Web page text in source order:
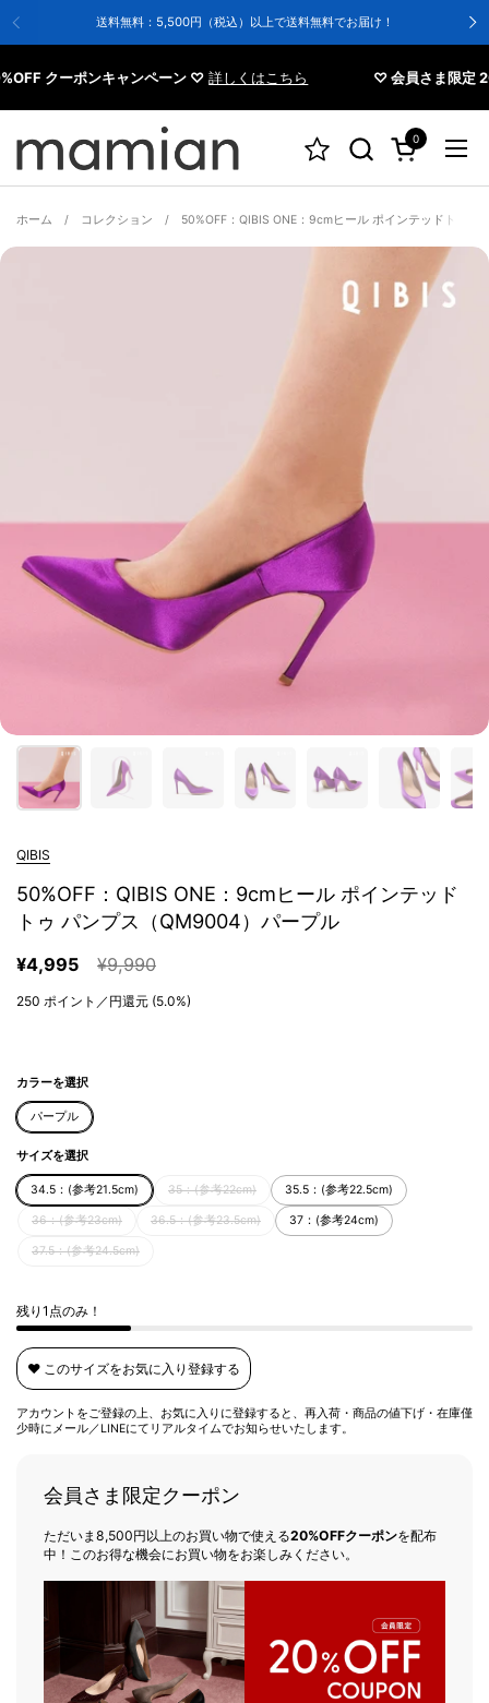
送料無料：5,500円（税込）以上で送料無料でお届け！
ーポンキャンペーン ♡ 詳しくはこちら ♡ 会員さま限定
カートを開く
0
メニ
ホーム / コレクション / 50%OFF：QIBIS ONE：9cmヒール ポインテッドトゥ
QIBIS
50%OFF：QIBIS ONE：9cmヒール ポインテッド
トゥ パンプス（QM9004）パープル
¥4,995 ¥9,990
250 ポイント／円還元 (5.0%)
カラーを選択
パープル
サイズを選択
34.5：(参考21.5cm) 35：(参考22cm) 35.5：(参考22.5cm)
36：(参考23cm) 36.5：(参考23.5cm) 37：(参考24cm)
37.5：(参考24.5cm)
残り1点のみ！
❤️ このサイズをお気に入り登録する
アカウントをご登録の上、お気に入りに登録すると、再入荷・商品の値下げ・在庫僅
少時にメール／LINEにてリアルタイムでお知らせいたします。
会員さま限定クーポン
ただいま8,500円以上のお買い物で使える20%OFFクーポンを配布
中！このお得な機会にお買い物をお楽しみください。